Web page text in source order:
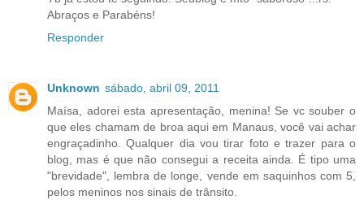
Abraços e Parabéns!
Responder
Unknown sábado, abril 09, 2011
Maísa, adorei esta apresentação, menina! Se vc souber o
que eles chamam de broa aqui em Manaus, você vai achar
engraçadinho. Qualquer dia vou tirar foto e trazer para o
blog, mas é que não consegui a receita ainda. É tipo uma
"brevidade", lembra de longe, vende em saquinhos com 5,
pelos meninos nos sinais de trânsito.